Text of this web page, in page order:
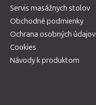
Servis masážnych stolov
Obchodné podmienky
Ochrana osobných údajov
Cookies
Návody k produktom